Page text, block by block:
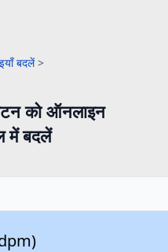
बदलें >
को ऑनलाइन
में बदलें